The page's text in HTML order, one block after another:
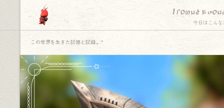
I found a
今日はこん
この世界を生きた記憶と記録.｡.:*